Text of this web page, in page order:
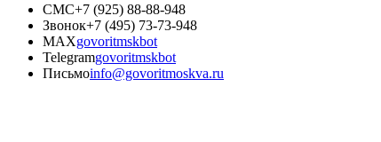
СМС+7 (925) 88-88-948
Звонок+7 (495) 73-73-948
MAXgovoritmskbot
Telegramgovoritmskbot
Письмоinfo@govoritmoskva.ru